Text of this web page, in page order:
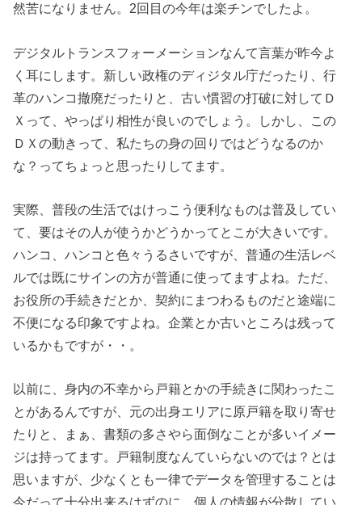
然苦になりません。2回目の今年は楽チンでしたよ。
デジタルトランスフォーメーションなんて言葉が昨今よ
く耳にします。新しい政権のディジタル庁だったり、行
革のハンコ撤廃だったりと、古い慣習の打破に対してＤ
Ｘって、やっぱり相性が良いのでしょう。しかし、この
ＤＸの動きって、私たちの身の回りではどうなるのか
な？ってちょっと思ったりしてます。
実際、普段の生活ではけっこう便利なものは普及してい
て、要はその人が使うかどうかってとこが大きいです。
ハンコ、ハンコと色々うるさいですが、普通の生活レベ
ルでは既にサインの方が普通に使ってますよね。ただ、
お役所の手続きだとか、契約にまつわるものだと途端に
不便になる印象ですよね。企業とか古いところは残って
いるかもですが・・。
以前に、身内の不幸から戸籍とかの手続きに関わったこ
とがあるんですが、元の出身エリアに原戸籍を取り寄せ
たりと、まぁ、書類の多さやら面倒なことが多いイメー
ジは持ってます。戸籍制度なんていらないのでは？とは
思いますが、少なくとも一律でデータを管理することは
今だって十分出来るはずのに、個人の情報が分散してい